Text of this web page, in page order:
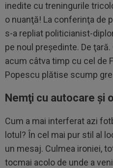
inedite cu treningurile
o nuanţă! La conferinţa de
s-a repliat politicianist-
pe noul preşedinte. De
acum câtva timp cu cel de
Popescu plătise scump
Nemţi cu autocare şi
Cum a mai interferat azi
lotul? În cel mai pur stil al
un mesaj. Culmea ironiei,
tocmai acolo de unde a